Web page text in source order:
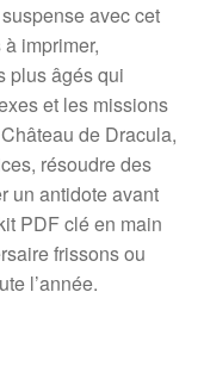
avec cet
à imprimer,
plus âgés qui
et les missions
de Dracula,
résoudre des
un antidote avant
PDF clé en main
frissons ou
l’année.